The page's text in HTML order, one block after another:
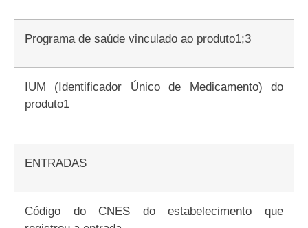
Programa de saúde vinculado ao produto1;3
IUM (Identificador Único de Medicamento) do
produto1
ENTRADAS
Código do CNES do estabelecimento que